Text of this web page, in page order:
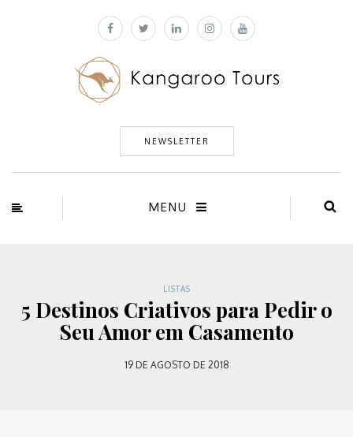
NEWSLETTER
MENU
LISTAS
5 Destinos Criativos para Pedir o
Seu Amor em Casamento
19 DE AGOSTO DE 2018